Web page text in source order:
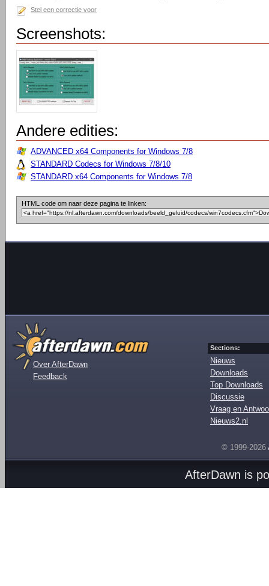
Stel een correctie voor
Screenshots:
Andere edities:
ADVANCED x64 Components for Windows 7/8
STANDARD Codecs for Windows 7/8/10
STANDARD x64 Components for Windows 7/8
HTML code om naar deze pagina te linken:
Over AfterDawn
Feedback
Sections:
Nieuws
Downloads
Top Downloads
Discussie
Vraag en
Nieuws2.nl
© 1999-2026
AfterDawn is